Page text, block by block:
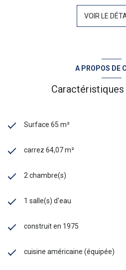
VOIR LE
A PROPOS DE
Surface 65 m²
carrez 64,07 m²
2 chambre(s)
1 salle(s) d'eau
construit en 1975
cuisine américaine (équipée)